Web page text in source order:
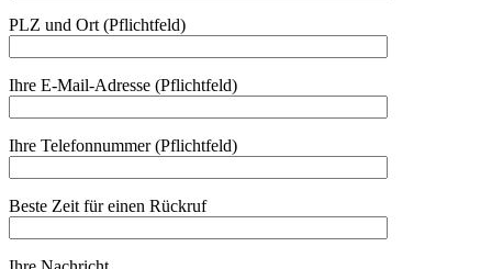
PLZ und Ort (Pflichtfeld)
Ihre E-Mail-Adresse (Pflichtfeld)
Ihre Telefonnummer (Pflichtfeld)
Beste Zeit für einen Rückruf